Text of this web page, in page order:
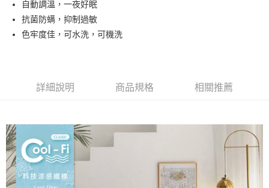
聯邦商業銀行
元大商業銀行
玉山商業銀行
悠遊付
相關說明
流程，驗證手機門號後，選擇欲分期的期數、繳款截止日，確認付款後即完
成交易。
3.實際核准額度、可分期數及費用金額請依後續交易確認頁面所載為準。
4.訂單成立30分鐘內，如未前往確認交易或遇審核未通過，訂單將自動取
消。如遇「轉專審核」未通過狀況，表示未達大哥付你分期系統評分，恕無
相關說明
【關於「AFTEE先享後付」】
AFTEE先享後付是「在收到商品之後才付款」的支付方式。 讓您購物簡單
便利好安心！
１．簡單：不需註冊會員、不需綁卡、不需儲值。
２．便利：只要手機號碼，簡訊認證，即可結帳。
Hami Point
相關說明
「Hami Point」為中華電信所提供之點數服務，可於會員專區綁定中華電信
會員帳號後，即可在購物車使用 Hami Point 折抵消費金額 (1點等於1元)。
ATM付款
自動調溫，一夜好眠
抗菌防螨，抑制過敏
色牢度佳，可水洗，可機洗
詳細說明 商品規格 相關推薦